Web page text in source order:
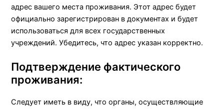
адрес вашего места проживания. Этот адрес будет
официально зарегистрирован в документах и будет
использоваться для всех государственных
учреждений. Убедитесь, что адрес указан корректно.
Подтверждение фактического
проживания:
Следует иметь в виду, что органы, осуществляющие